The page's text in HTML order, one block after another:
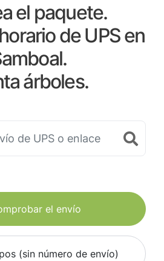
el paquete.
de UPS en
árboles.
el envío
(sin número de envío)